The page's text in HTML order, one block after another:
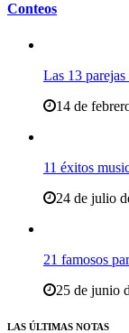
Conteos
Las 13
14 de
11 éxitos
24 de julio
21 famosos
25 de junio
LAS ÚLTIMAS NOTAS